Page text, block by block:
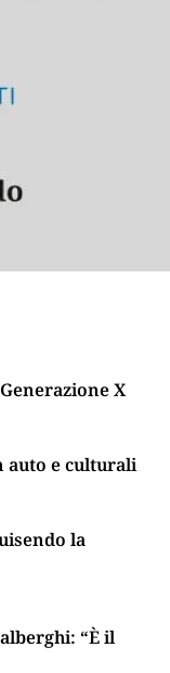
X
auto e culturali
la
“È il